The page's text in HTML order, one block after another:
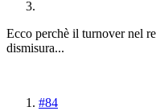
Ecco perchè il turnover nel
dismisura...
#84